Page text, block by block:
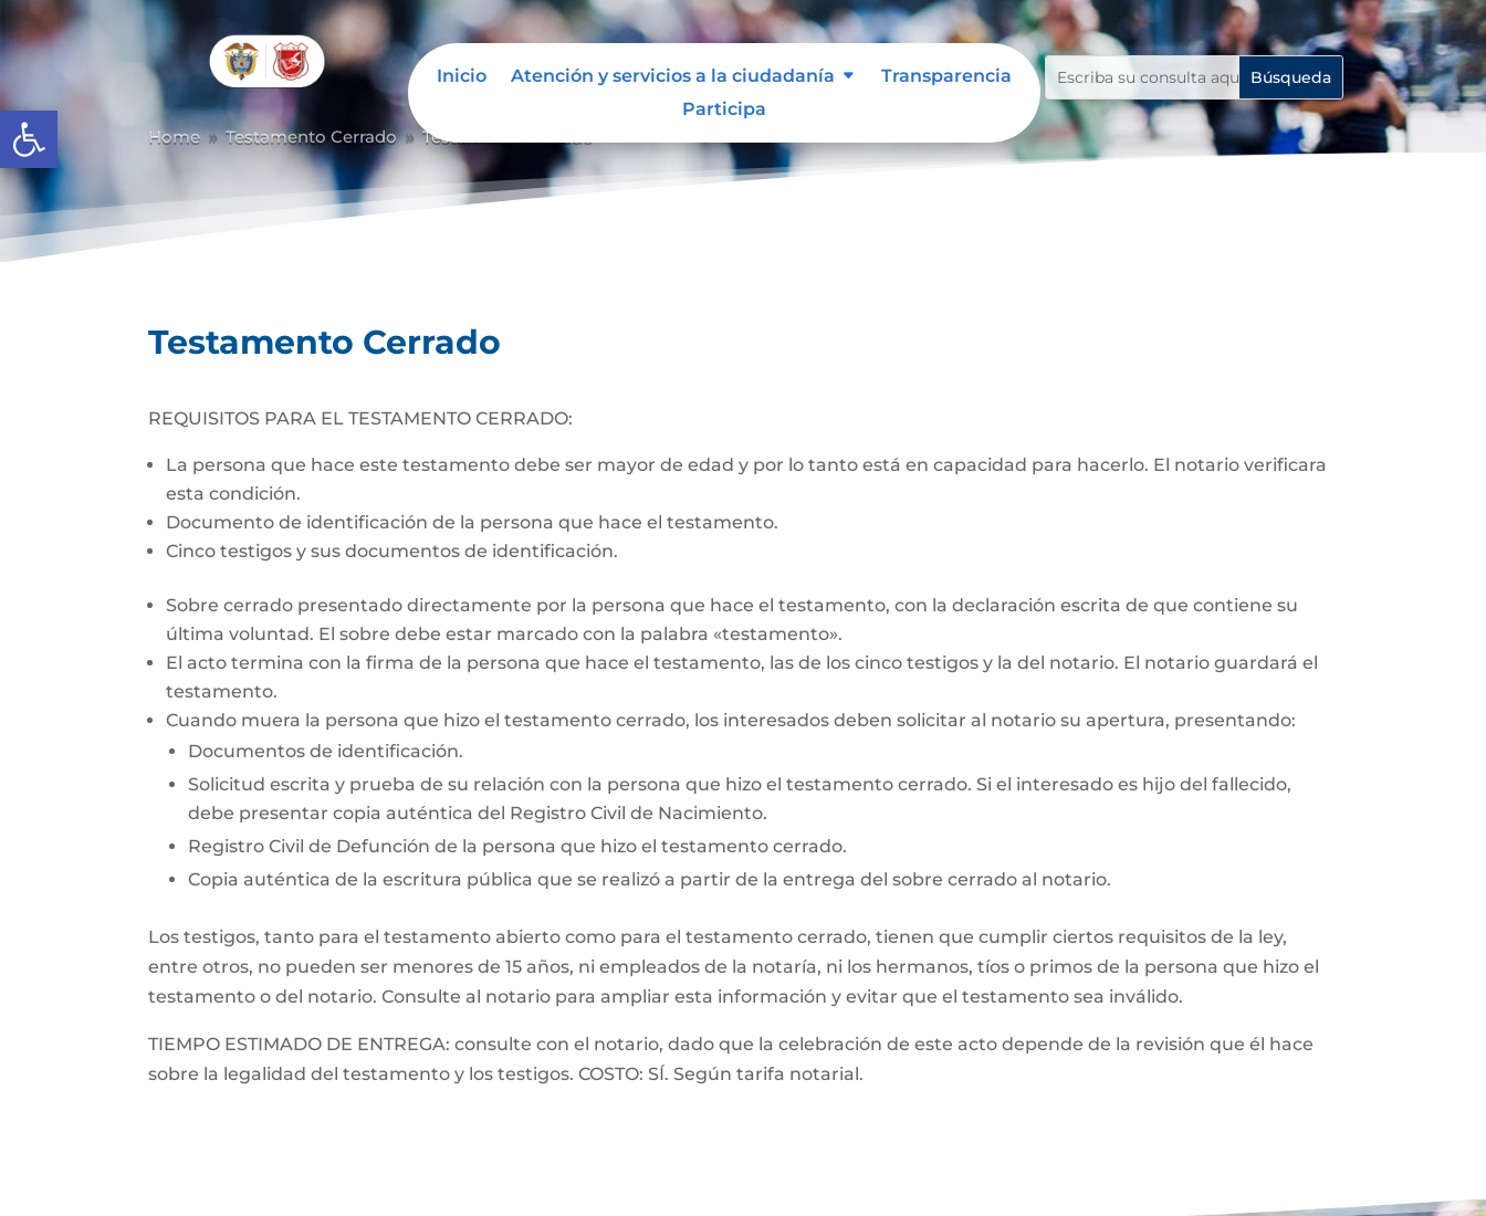
Abrir barra de herramientas
Inicio Atención y servicios a la ciudadanía
Transparencia
Participa
Home 9 Testamento Cerrado 9 Testamento Cerrado
Testamento Cerrado
REQUISITOS PARA EL TESTAMENTO CERRADO:
La persona que hace este testamento debe ser mayor de edad y por lo tanto está en capacidad para hacerlo. El notario verificara
esta condición.
Documento de identificación de la persona que hace el testamento.
Cinco testigos y sus documentos de identificación.
Sobre cerrado presentado directamente por la persona que hace el testamento, con la declaración escrita de que contiene su
última voluntad. El sobre debe estar marcado con la palabra «testamento».
El acto termina con la firma de la persona que hace el testamento, las de los cinco testigos y la del notario. El notario guardará el
testamento.
Cuando muera la persona que hizo el testamento cerrado, los interesados deben solicitar al notario su apertura, presentando:
Documentos de identificación.
Solicitud escrita y prueba de su relación con la persona que hizo el testamento cerrado. Si el interesado es hijo del fallecido,
debe presentar copia auténtica del Registro Civil de Nacimiento.
Registro Civil de Defunción de la persona que hizo el testamento cerrado.
Copia auténtica de la escritura pública que se realizó a partir de la entrega del sobre cerrado al notario.
Los testigos, tanto para el testamento abierto como para el testamento cerrado, tienen que cumplir ciertos requisitos de la ley,
entre otros, no pueden ser menores de 15 años, ni empleados de la notaría, ni los hermanos, tíos o primos de la persona que hizo el
testamento o del notario. Consulte al notario para ampliar esta información y evitar que el testamento sea inválido.
TIEMPO ESTIMADO DE ENTREGA: consulte con el notario, dado que la celebración de este acto depende de la revisión que él hace
sobre la legalidad del testamento y los testigos. COSTO: SÍ. Según tarifa notarial.